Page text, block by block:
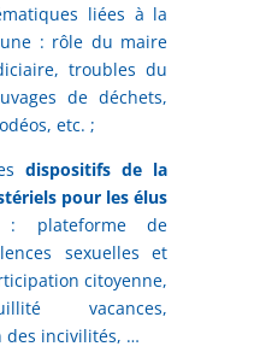
liées à la
: rôle du maire
troubles du
de déchets,
etc. ;
dispositifs de la
pour les élus
: plateforme de
sexuelles et
citoyenne,
vacances,
des incivilités, …